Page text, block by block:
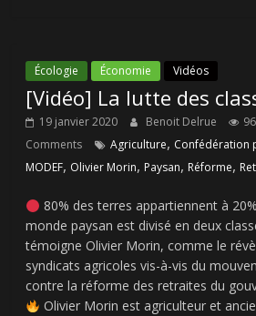
Écologie Économie Vidéos
[Vidéo] La lutte des
19 janvier 2020 Benoit Delrue
Comments
Agriculture, Confédération
MODEF, Olivier Morin, Paysan, Réforme,
80% des terres appartiennent à
monde paysan est divisé en deux
témoigne Olivier Morin, comme le
syndicats agricoles vis-à-vis du
contre la réforme des retraites du
Olivier Morin est agriculteur et